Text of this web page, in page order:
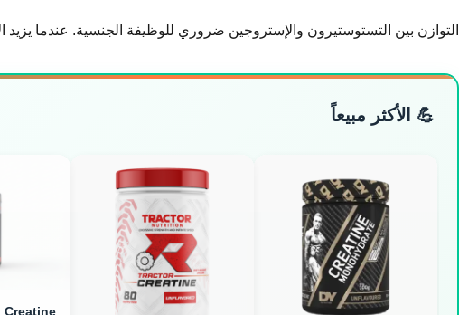
التوازن بين التستوستيرون والإستروجين ضروري للوظيفة الجنسية. عندما يزيد
💪 الأكثر مبيعاً
Creatine